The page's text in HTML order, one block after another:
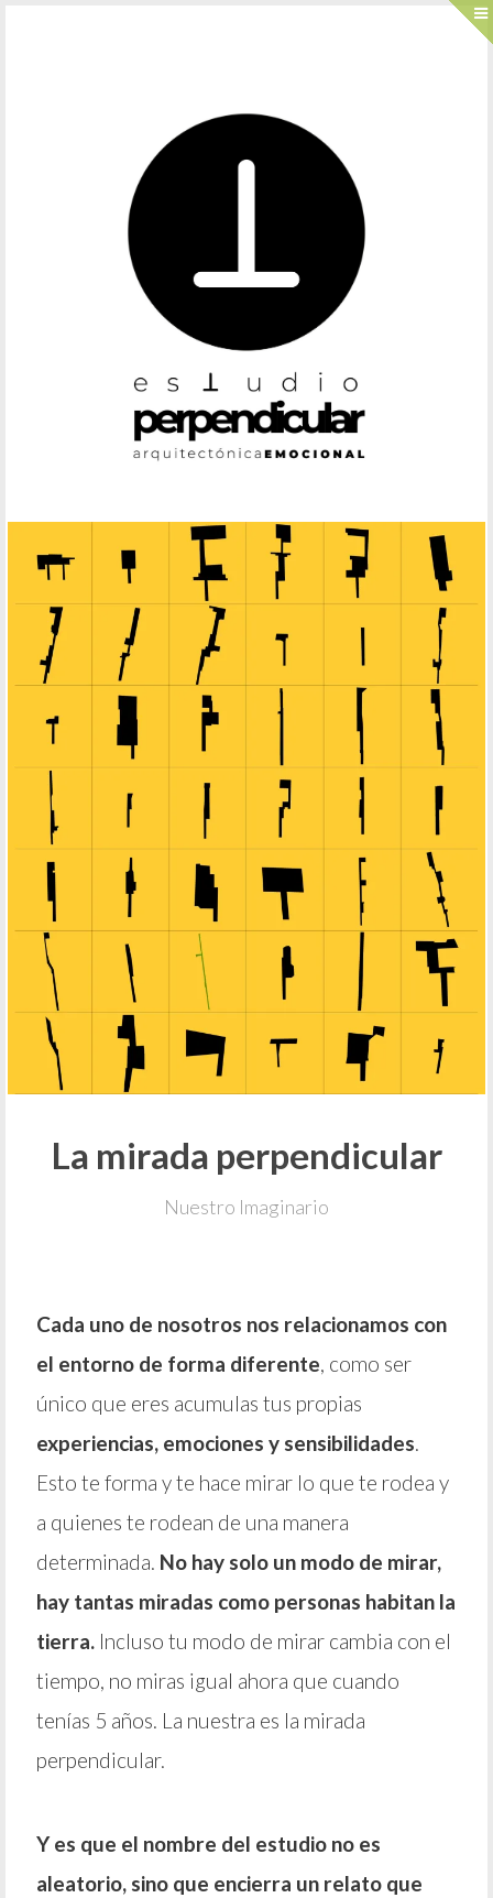
La mirada perpendicular
Nuestro Imaginario
Cada uno de nosotros nos relacionamos con
el entorno de forma diferente, como ser
único que eres acumulas tus propias
experiencias, emociones y sensibilidades.
Esto te forma y te hace mirar lo que te rodea y
a quienes te rodean de una manera
determinada. No hay solo un modo de mirar,
hay tantas miradas como personas habitan la
tierra. Incluso tu modo de mirar cambia con el
tiempo, no miras igual ahora que cuando
tenías 5 años. La nuestra es la mirada
perpendicular.
Y es que el nombre del estudio no es
aleatorio, sino que encierra un relato que